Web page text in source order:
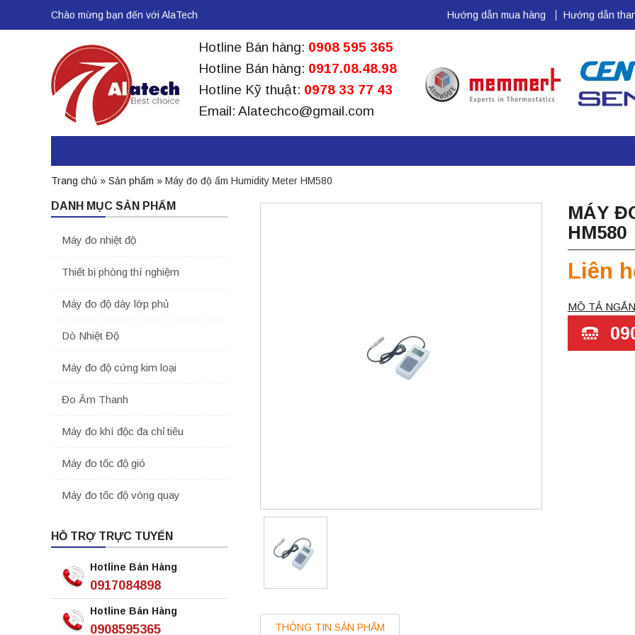
Chào mừng bạn đến với AlaTech Hướng dẫn mua hàng Hướng dẫn
Hotline Bán hàng: 0908 595 365
Hotline Bán hàng: 0917.08.48.98
Hotline Kỹ thuật: 0978 33 77 43
Email: Alatechco@gmail.com
Trang chủ » Sản phẩm » Máy đo độ ẩm Humidity Meter HM580
MÁY
HM580
Liên
MÔ TẢ
THÔNG TIN SẢN PHẨM
DANH MỤC SẢN PHẨM
Máy đo nhiệt độ
Thiết bị phòng thí nghiệm
Máy đo độ dày lớp phủ
Dò Nhiệt Độ
Máy đo độ cứng kim loại
Đo Âm Thanh
Máy đo khí độc đa chỉ tiêu
Máy đo tốc độ gió
Máy đo tốc độ vòng quay
HỖ TRỢ TRỰC TUYẾN
Hotline Bán Hàng
0917084898
Hotline Bán Hàng
0908595365